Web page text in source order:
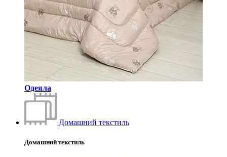
Одеяла
Домашний текстиль
Домашний текстиль